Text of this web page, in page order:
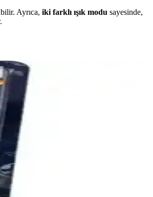
Ayrıca, iki farklı ışık modu sayesinde,
en uygun aydınlatma çözümünü